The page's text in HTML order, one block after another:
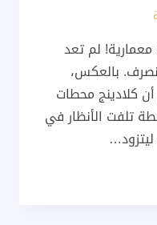
لم تعد
بالعكس،
كلادينج محطات
تلفت الأنظار في